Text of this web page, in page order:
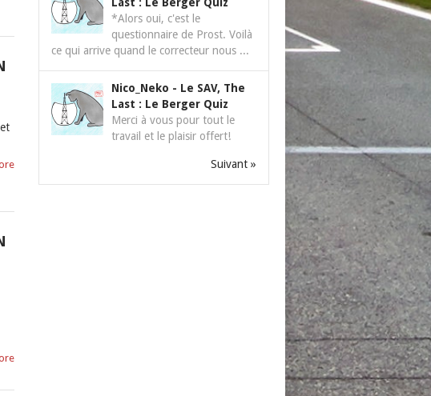
*Alors oui, c'est le
questionnaire de Prost. Voilà
ce qui arrive quand le correcteur nous ...
Nico_Neko - Le SAV, The
Last : Le Berger Quiz
Merci à vous pour tout le
travail et le plaisir offert!
Suivant »